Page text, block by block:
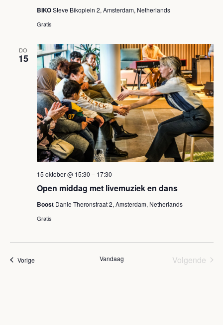
BIKOSteve Bikoplein 2, Amsterdam, Netherlands
Gratis
DO
15
Open middag met livemuziek en dans
15 oktober @ 15:30 – 17:30
Boost Danie Theronstraat 2, Amsterdam, Netherlands
Gratis
VorigeEvenementen Vandaag
Volgende